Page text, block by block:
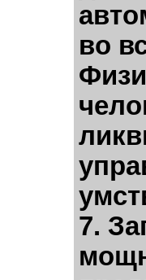
во
7.